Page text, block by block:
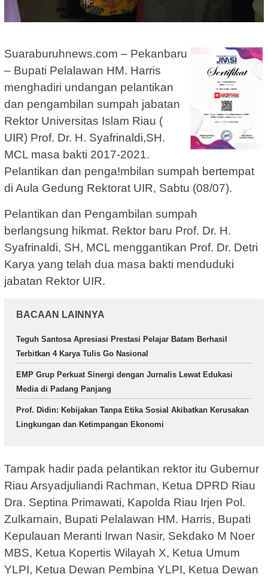
Suaraburuhnews.com – Pekanbaru
– Bupati Pelalawan HM. Harris
menghadiri undangan pelantikan
dan pengambilan sumpah jabatan
Rektor Universitas Islam Riau (
UIR) Prof. Dr. H. Syafrinaldi,SH.
MCL masa bakti 2017-2021.
Pelantikan dan penga!mbilan sumpah bertempat
di Aula Gedung Rektorat UIR, Sabtu (08/07).
Pelantikan dan Pengambilan sumpah
berlangsung hikmat. Rektor baru Prof. Dr. H.
Syafrinaldi, SH, MCL menggantikan Prof. Dr. Detri
Karya yang telah dua masa bakti menduduki
jabatan Rektor UIR.
BACAAN LAINNYA
Teguh Santosa Apresiasi Prestasi Pelajar Batam Berhasil
Terbitkan 4 Karya Tulis Go Nasional
EMP Grup Perkuat Sinergi dengan Jurnalis Lewat Edukasi
Media di Padang Panjang
Prof. Didin: Kebijakan Tanpa Etika Sosial Akibatkan Kerusakan
Lingkungan dan Ketimpangan Ekonomi
Tampak hadir pada pelantikan rektor itu Gubernur
Riau Arsyadjuliandi Rachman, Ketua DPRD Riau
Dra. Septina Primawati, Kapolda Riau Irjen Pol.
Zulkarnain, Bupati Pelalawan HM. Harris, Bupati
Kepulauan Meranti Irwan Nasir, Sekdako M Noer
MBS, Ketua Kopertis Wilayah X, Ketua Umum
YLPI, Ketua Dewan Pembina YLPI, Ketua Dewan